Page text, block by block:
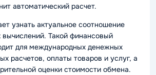
автоматический расчет.
узнать актуальное соотношение
вычислений. Такой финансовый
для международных денежных
расчетов, оплаты товаров и услуг, а
оценки стоимости обмена.